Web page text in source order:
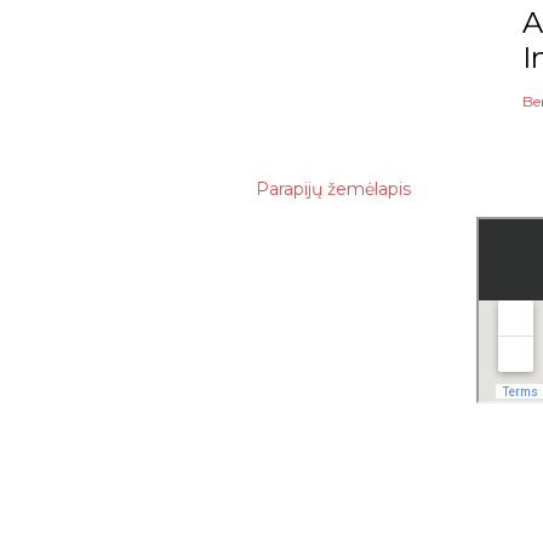
Parapijų žemėlapis